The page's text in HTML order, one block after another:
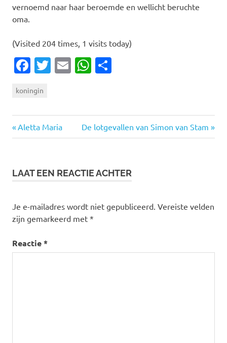
vernoemd naar haar beroemde en wellicht beruchte
oma.
(Visited 204 times, 1 visits today)
Facebook
Twitter
EmailWhatsApp
koningin
Bericht
Vorige
bericht:
Aletta Maria
Volgende
bericht:
De lotgevallen van Simon van Stam
LAAT EEN REACTIE ACHTER
Je e-mailadres wordt niet gepubliceerd. Vereiste velden
zijn gemarkeerd met *
Reactie*